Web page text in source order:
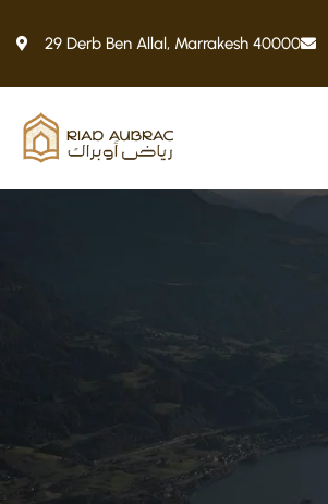
29 Derb Ben Allal, Marrakesh 40000